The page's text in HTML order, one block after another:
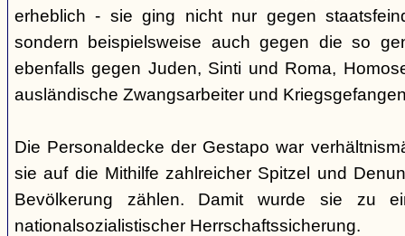
erheblich - sie ging nicht nur gegen
sondern beispielsweise auch gegen die so
ebenfalls gegen Juden, Sinti und Roma,
ausländische Zwangsarbeiter und
Die Personaldecke der Gestapo war
sie auf die Mithilfe zahlreicher Spitzel und
Bevölkerung zählen. Damit wurde sie zu
nationalsozialistischer Herrschaftssicherung.